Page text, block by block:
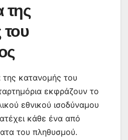
της
του
της κατανομής του
εκφράζουν το
εθνικού ισοδύναμου
κάθε ένα από
του πληθυσμού.